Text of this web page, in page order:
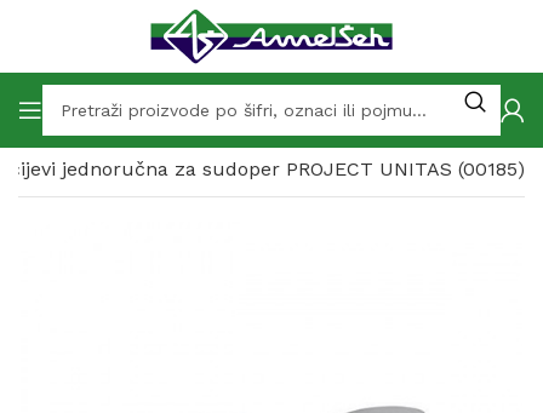
jednoručna za sudoper PROJECT UNITAS (00185)